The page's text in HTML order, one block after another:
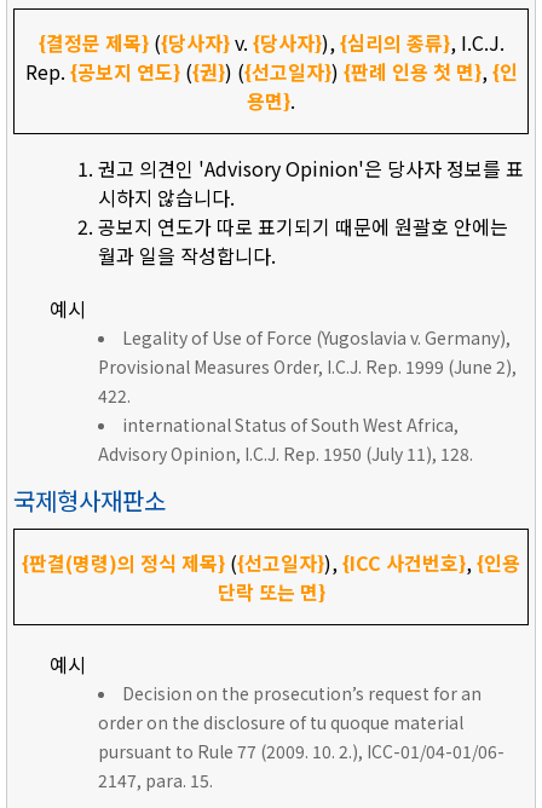
{결정문 제목}({당사자}v. {당사자}),{심리의 종류}, I.C.J.
Rep. {공보지 연도}({권}) ({선고일자}) {판례 인용 첫 면},{인
용면}.
권고 의견인 'Advisory Opinion'은 당사자 정보를 표
시하지 않습니다.
공보지 연도가 따로 표기되기 때문에 원괄호 안에는
월과 일을 작성합니다.
예시
Legality of Use of Force (Yugoslavia v. Germany),
Provisional Measures Order, I.C.J. Rep. 1999 (June 2),
422.
international Status of South West Africa,
Advisory Opinion, I.C.J. Rep. 1950 (July 11), 128.
국제형사재판소
{판결(명령)의 정식 제목} ({선고일자}),{ICC 사건번호},{인용
단락 또는 면}
예시
Decision on the prosecution’s request for an
order on the disclosure of tu quoque material
pursuant to Rule 77 (2009. 10. 2.), ICC-01/04-01/06-
2147, para. 15.